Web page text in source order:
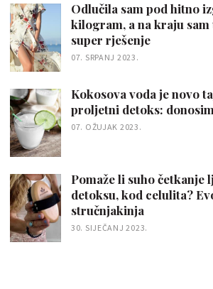
Odlučila sam pod hitno
kilogram, a na kraju
super rješenje
07. SRPANJ 2023.
Kokosova voda je novo
proljetni detoks:
07. OŽUJAK 2023.
Pomaže li suho četkanje
detoksu, kod celulita?
stručnjakinja
30. SIJEČANJ 2023.